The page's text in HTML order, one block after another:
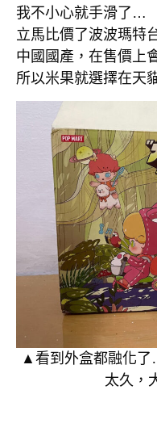
我不小心就手滑了…
立馬比價了波波瑪特
中國國產，在售價上
所以米果就選擇在天
▲看到外盒都融化了
太久，